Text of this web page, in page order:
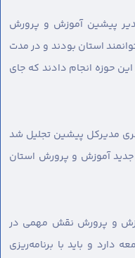
پیشین آموزش و پرورش
استان بودند و در مدت
حوزه انجام دادند که جای
مدیرکل پیشین تجلیل شد
آموزش و پرورش استان
و پرورش نقش مهمی در
و باید با برنامه‌ریزی